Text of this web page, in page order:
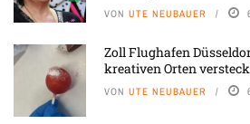
VON UTE NEUBAUER
Zoll Flughafen
kreativen Orten
VON UTE NEUBAUER